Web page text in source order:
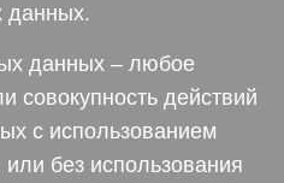
данных.
данных – любое
совокупность действий
с использованием
без использования